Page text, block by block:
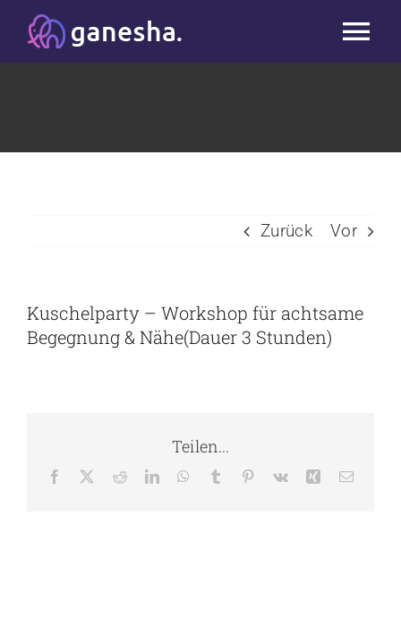
Inhalt
Studio
Massage
Zurück Vor
Kuschelparty – Workshop für achtsame
Begegnung & Nähe(Dauer 3 Stunden)
Teilen...
Facebook RedditLinkedInWhatsApp
Tumblr Pinterest
Vk XingE-